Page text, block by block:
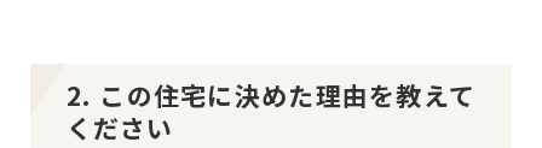
2. この住宅に決めた理由を教えて
ください